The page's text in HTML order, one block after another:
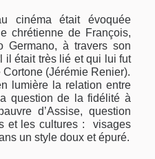
cinéma était évoquée
chrétienne de François,
Germano, à travers son
il était très lié et qui lui fut
(Jérémie Renier).
lumière la relation entre
question de la fidélité à
d’Assise, question
et les cultures : visages
un style doux et épuré.